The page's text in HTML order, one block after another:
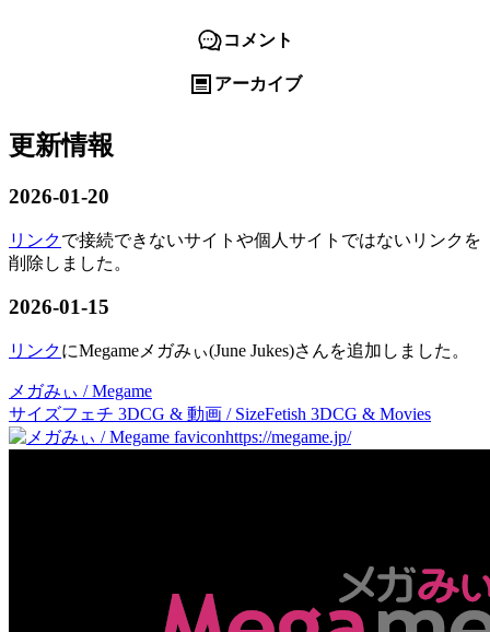
コメント
アーカイブ
更新情報
2026-01-20
リンクで接続できないサイトや個人サイトではないリンクを
削除しました。
2026-01-15
リンクにMegameメガみぃ(June Jukes)さんを追加しました。
メガみぃ / Megame
サイズフェチ 3DCG & 動画 / SizeFetish 3DCG & Movies
https://megame.jp/